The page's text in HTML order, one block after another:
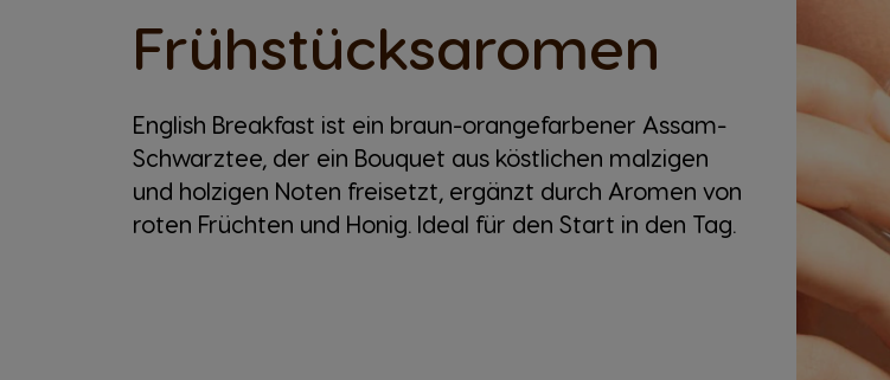
Frühstücksaromen
English Breakfast ist ein braun-orangefarbener Assam-
Schwarztee, der ein Bouquet aus köstlichen malzigen
und holzigen Noten freisetzt, ergänzt durch Aromen von
roten Früchten und Honig. Ideal für den Start in den Tag.